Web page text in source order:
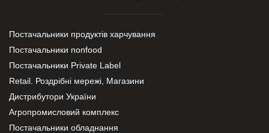
Постачальники продуктів харчування
Постачальники nonfood
Постачальники Private Label
Retail. Роздрібні мережі, Магазини
Дистрибутори України
Агропромисловий комплекс
Постачальники обладнання